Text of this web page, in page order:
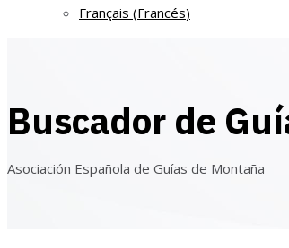
Français (Francés)
Buscador de
Asociación Española de Guías de Montaña